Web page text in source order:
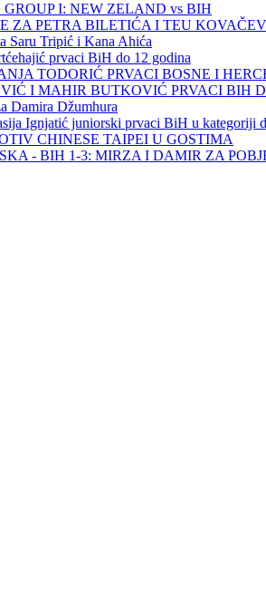
I: NEW ZELAND vs BIH
ZA PETRA BILETIĆA I TEU
Saru Tripić i Kana Ahića
prvaci BiH do 12 godina
TODORIĆ PRVACI BOSNE I
I MAHIR BUTKOVIĆ PRVACI BIH
Damira Džumhura
Ignjatić juniorski prvaci BiH u kategoriji
CHINESE TAIPEI U GOSTIMA
- BIH 1-3: MIRZA I DAMIR ZA